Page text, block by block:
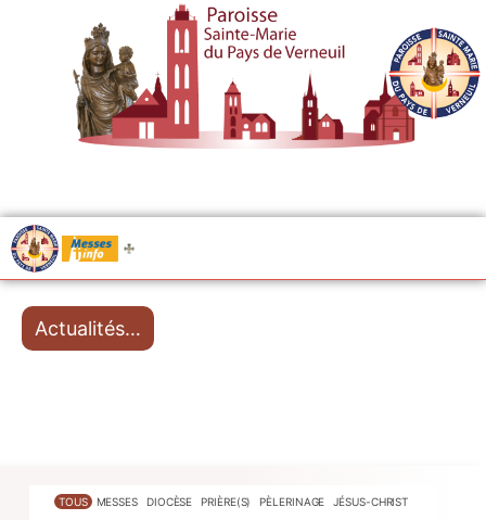
Messes
Actualités…
TOUS MESSES DIOCÈSE PRIÈRE(S) PÈLERINAGE JÉSUS-CHRIST